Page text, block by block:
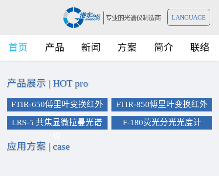
LANGUAGE
首页 产品 新闻 方案 简介 联络
产品展示 HOT pro
FTIR-650傅里叶变换红外
光谱仪
FTIR-850傅里叶变换红外
光谱仪
LRS-5 共焦显微拉曼光谱
F-180荧光分光光度计
应用方案 | case